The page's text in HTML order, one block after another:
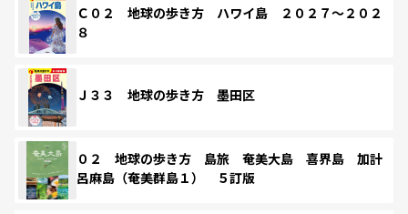
Ｃ０２ 地球の歩き方 ハワイ島 ２０２７～２０２
８
Ｊ３３ 地球の歩き方 墨田区
０２ 地球の歩き方 島旅 奄美大島 喜界島 加計
呂麻島（奄美群島１） ５訂版